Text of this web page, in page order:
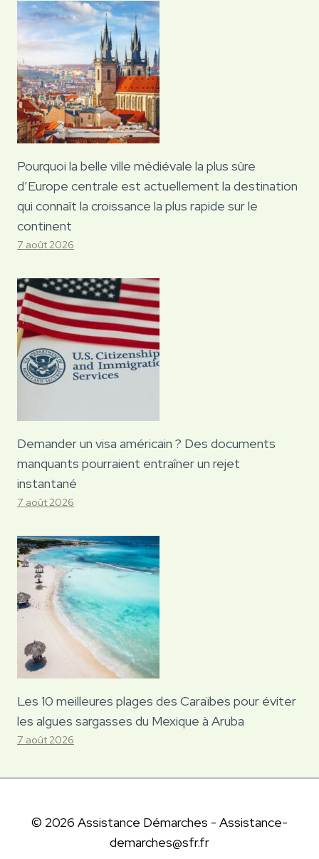
Pourquoi la belle ville médiévale la plus sûre
d’Europe centrale est actuellement la destination
qui connaît la croissance la plus rapide sur le
continent
7 août 2026
Demander un visa américain ? Des documents
manquants pourraient entraîner un rejet
instantané
7 août 2026
Les 10 meilleures plages des Caraïbes pour éviter
les algues sargasses du Mexique à Aruba
7 août 2026
© 2026 Assistance Démarches - Assistance-
demarches@sfr.fr